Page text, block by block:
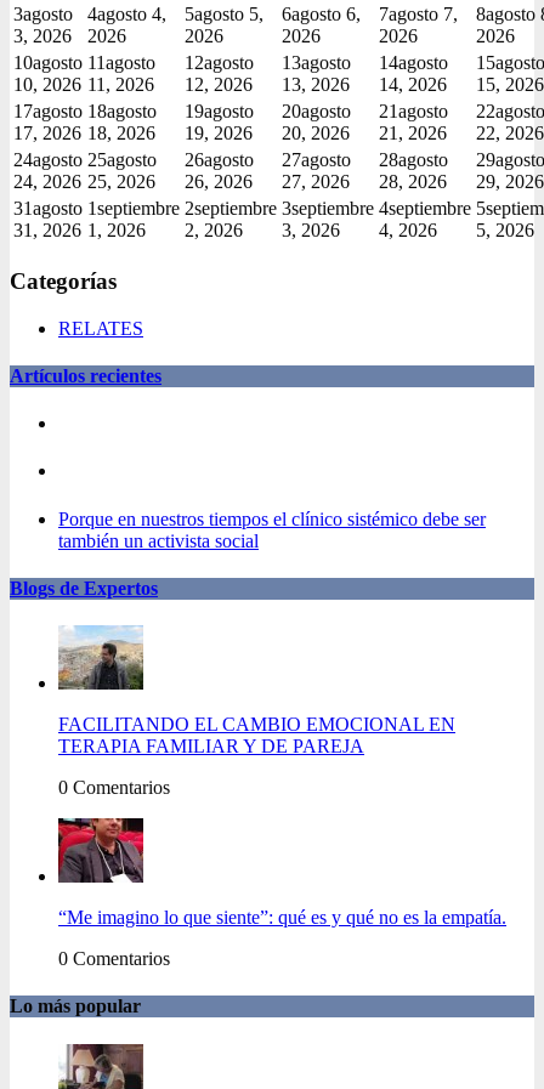
3agosto
3, 2026
4agosto 4,
2026
5agosto 5,
2026
6agosto 6,
2026
7agosto 7,
2026
8agosto
2026
10agosto
10, 2026
11agosto
11, 2026
12agosto
12, 2026
13agosto
13, 2026
14agosto
14, 2026
15agosto
15, 2026
17agosto
17, 2026
18agosto
18, 2026
19agosto
19, 2026
20agosto
20, 2026
21agosto
21, 2026
22agosto
22, 2026
24agosto
24, 2026
25agosto
25, 2026
26agosto
26, 2026
27agosto
27, 2026
28agosto
28, 2026
29agosto
29, 2026
31agosto
31, 2026
1septiembre
1, 2026
2septiembre
2, 2026
3septiembre
3, 2026
4septiembre
4, 2026
5
5, 2026
Categorías
RELATES
Artículos recientes
Porque en nuestros tiempos el clínico sistémico debe ser
también un activista social
Blogs de Expertos
FACILITANDO EL CAMBIO EMOCIONAL EN
TERAPIA FAMILIAR Y DE PAREJA
0 Comentarios
“Me imagino lo que siente”: qué es y qué no es la empatía.
0 Comentarios
Lo más popular